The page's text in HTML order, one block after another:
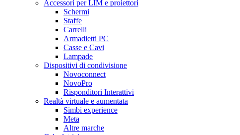
Accessori per LIM e proiettori
Schermi
Staffe
Carrelli
Armadietti PC
Casse e Cavi
Lampade
Dispositivi di condivisione
Novoconnect
NovoPro
Risponditori Interattivi
Realtà virtuale e aumentata
Simbi experience
Meta
Altre marche